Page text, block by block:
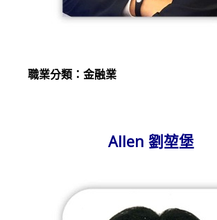
職業分類：金融業
Allen 劉堃堡